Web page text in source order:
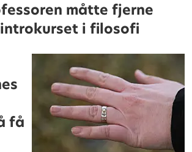
måtte fjerne
i filosofi
få